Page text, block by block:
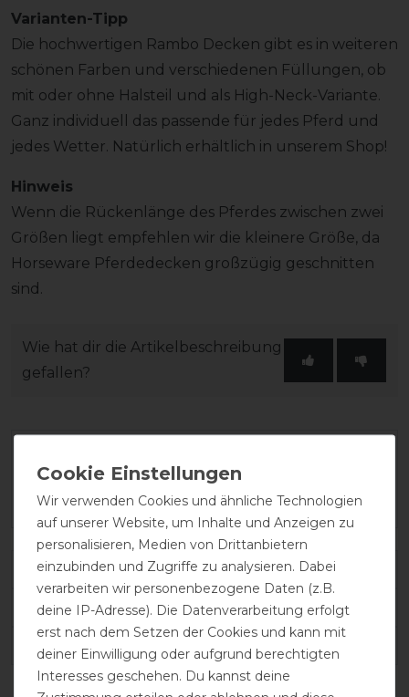
Varianten-Tipp
Die hochwertigen Rambo Decken gibt es in weiteren
schönen Farben und verschiedenen Füllungen, ob
mit oder ohne Halsteil und als High-Neck-Variante.
Ganz individuell das passende für jedes Pferd und
jedes Wetter. Natürlich erhältlich in unserem Shop!
Hinweis
Wenn die Rückenlänge des Pferdes zwischen zwei
Größen liegt empfehlen wir die kleinere Größe, da
Horseware Pferdedecken großzügig geschnitten
sind.
Wie hat dir die Artikelbeschreibung
gefallen?
Varianten-ID:43341
SKU:AAAX02-BQDB-78
EAN: 0649982087335
Wir verwenden Cookies und ähnliche Technologien
auf unserer Website, um Inhalte und Anzeigen zu
personalisieren, Medien von Drittanbietern
einzubinden und Zugriffe zu analysieren. Dabei
verarbeiten wir personenbezogene Daten (z.B.
deine IP-Adresse). Die Datenverarbeitung erfolgt
erst nach dem Setzen der Cookies und kann mit
deiner Einwilligung oder aufgrund berechtigten
Interesses geschehen. Du kannst deine